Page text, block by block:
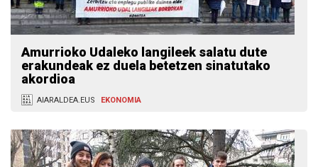
Amurrioko Udaleko langileek salatu dute
erakundeak ez duela betetzen sinatutako
akordioa
AIARALDEA.EUS EKONOMIA